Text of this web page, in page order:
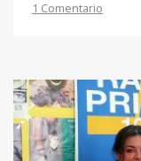
1 Comentario